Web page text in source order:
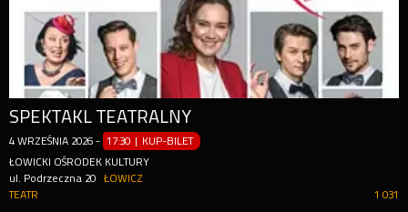
SPEKTAKL TEATRALNY
4 WRZEŚNIA 2026 - 17:30 | KUP-BILET
ŁOWICKI OŚRODEK KULTURY
ul. Podrzeczna 20
ŁOWICZ
1 031
TEATR